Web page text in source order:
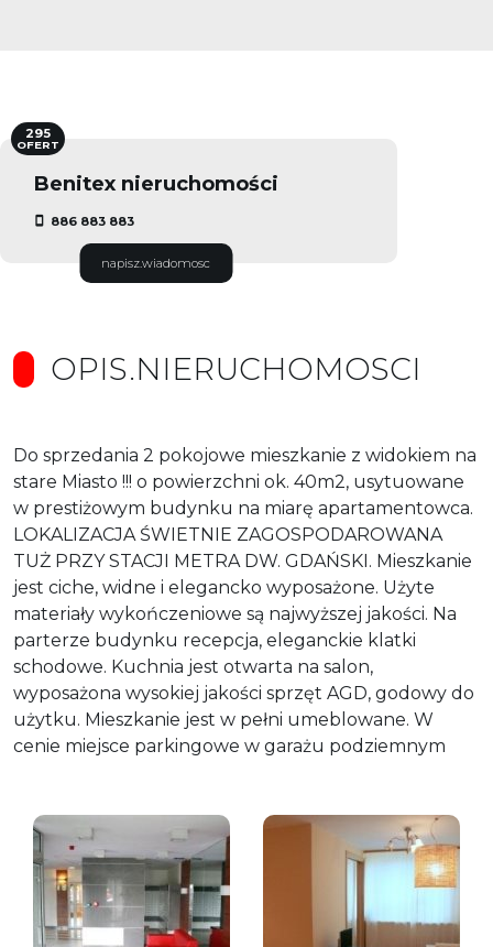
Benitex nieruchomości
886 883 883
napisz.wiadomosc
295
OFERT
OPIS.NIERUCHOMOSCI
Do sprzedania 2 pokojowe mieszkanie z widokiem na
stare Miasto !!! o powierzchni ok. 40m2, usytuowane
w prestiżowym budynku na miarę apartamentowca.
LOKALIZACJA ŚWIETNIE ZAGOSPODAROWANA
TUŻ PRZY STACJI METRA DW. GDAŃSKI. Mieszkanie
jest ciche, widne i elegancko wyposażone. Użyte
materiały wykończeniowe są najwyższej jakości. Na
parterze budynku recepcja, eleganckie klatki
schodowe. Kuchnia jest otwarta na salon,
wyposażona wysokiej jakości sprzęt AGD, godowy do
użytku. Mieszkanie jest w pełni umeblowane. W
cenie miejsce parkingowe w garażu podziemnym